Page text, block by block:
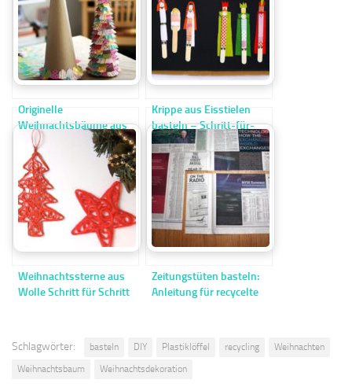
Originelle
Weihnachtsbäume aus
Karton und
Geschenkpapier basteln
Krippe aus Eisstielen
basteln – Schritt-für-
Schritt-Anleitung
Weihnachtssterne aus
Wolle Schritt für Schritt
Zeitungstüten basteln:
Anleitung für recycelte
Schlagwörter: basteln DIY Plastiklöffel recycling
Weihnachten
Weihnachtsbaum
Weihnachtsdekoration